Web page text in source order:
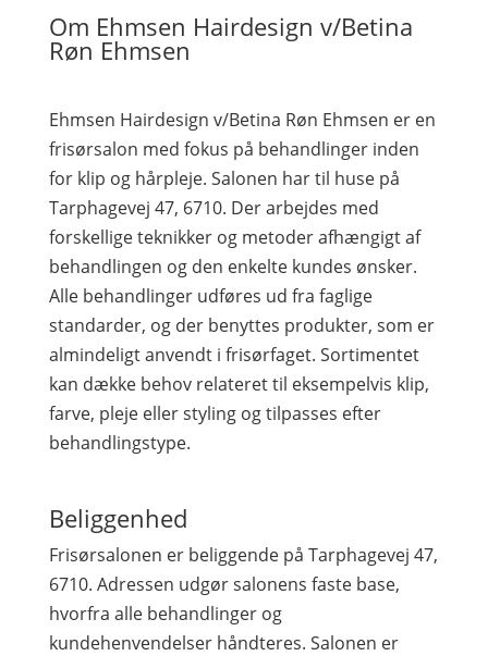
Om Ehmsen Hairdesign v/Betina
Røn Ehmsen
Ehmsen Hairdesign v/Betina Røn Ehmsen er en
frisørsalon med fokus på behandlinger inden
for klip og hårpleje. Salonen har til huse på
Tarphagevej 47, 6710. Der arbejdes med
forskellige teknikker og metoder afhængigt af
behandlingen og den enkelte kundes ønsker.
Alle behandlinger udføres ud fra faglige
standarder, og der benyttes produkter, som er
almindeligt anvendt i frisørfaget. Sortimentet
kan dække behov relateret til eksempelvis klip,
farve, pleje eller styling og tilpasses efter
behandlingstype.
Beliggenhed
Frisørsalonen er beliggende på Tarphagevej 47,
6710. Adressen udgør salonens faste base,
hvorfra alle behandlinger og
kundehenvendelser håndteres. Salonen er